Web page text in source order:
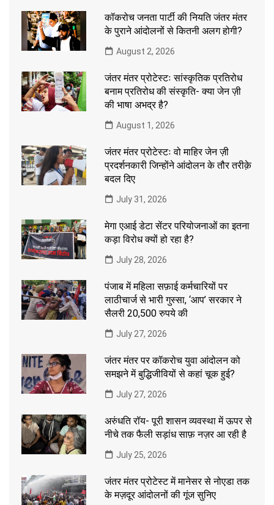
कॉकरोच जनता पार्टी की नियति जंतर मंतर
के पुराने आंदोलनों से कितनी अलग होगी?
August 2, 2026
जंतर मंतर प्रोटेस्टः सांस्कृतिक प्रतिरोध
बनाम प्रतिरोध की संस्कृति- क्या जेन ज़ी
की भाषा अभद्र है?
August 1, 2026
जंतर मंतर प्रोटेस्टः वो माहिर जेन ज़ी
प्रदर्शनकारी जिन्होंने आंदोलन के तौर तरीक़े
बदल दिए
July 31, 2026
मेगा एआई डेटा सेंटर परियोजनाओं का इतना
कड़ा विरोध क्यों हो रहा है?
July 28, 2026
पंजाब में महिला सफ़ाई कर्मचारियों पर
लाठीचार्ज से भारी गुस्सा, ‘आप’ सरकार ने
सैलरी 20,500 रुपये की
July 27, 2026
जंतर मंतर पर कॉकरोच युवा आंदोलन को
समझने में बुद्धिजीवियों से कहां चूक हुई?
July 27, 2026
अरुंधति रॉय- पूरी शासन व्यवस्था में ऊपर से
नीचे तक फैली सड़ांध साफ़ नज़र आ रही है
July 25, 2026
जंतर मंतर प्रोटेस्ट में मानेसर से नोएडा तक
के मज़दूर आंदोलनों की गूंज सुनिए